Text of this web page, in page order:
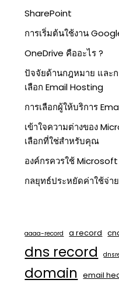
SharePoint
การเริ่มต้นใช้งาน
OneDrive คืออะไร ?
ปัจจัยด้านกฎหมาย และ
เลือก Email Hosting
การเลือกผู้ให้บริการ
เข้าใจความต่างของ
เลือกที่ใช่สำหรับคุณ
องค์กรควรใช้
กลยุทธ์ประหยัดค่าใช้จ่า
aaaa-record a record
dns record
domain email